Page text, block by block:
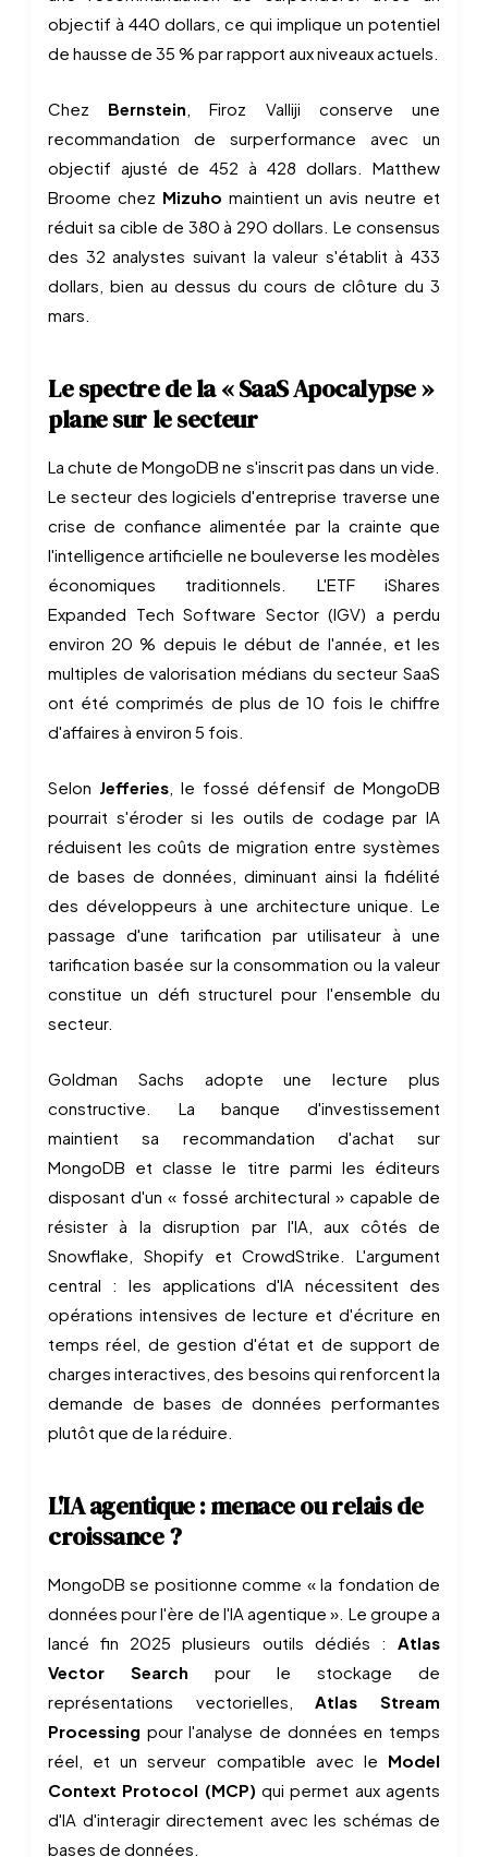
objectif à 440 dollars, ce qui implique un potentiel
de hausse de 35 % par rapport aux niveaux actuels.
Chez Bernstein, Firoz Valliji conserve une
recommandation de surperformance avec un
objectif ajusté de 452 à 428 dollars. Matthew
Broome chez Mizuho maintient un avis neutre et
réduit sa cible de 380 à 290 dollars. Le consensus
des 32 analystes suivant la valeur s'établit à 433
dollars, bien au dessus du cours de clôture du 3
mars.
Le spectre de la « SaaS Apocalypse »
plane sur le secteur
La chute de MongoDB ne s'inscrit pas dans un vide.
Le secteur des logiciels d'entreprise traverse une
crise de confiance alimentée par la crainte que
l'intelligence artificielle ne bouleverse les modèles
économiques traditionnels. L'ETF iShares
Expanded Tech Software Sector (IGV) a perdu
environ 20 % depuis le début de l'année, et les
multiples de valorisation médians du secteur SaaS
ont été comprimés de plus de 10 fois le chiffre
d'affaires à environ 5 fois.
Selon Jefferies, le fossé défensif de MongoDB
pourrait s'éroder si les outils de codage par IA
réduisent les coûts de migration entre systèmes
de bases de données, diminuant ainsi la fidélité
des développeurs à une architecture unique. Le
passage d'une tarification par utilisateur à une
tarification basée sur la consommation ou la valeur
constitue un défi structurel pour l'ensemble du
secteur.
Goldman Sachs adopte une lecture plus
constructive. La banque d'investissement
maintient sa recommandation d'achat sur
MongoDB et classe le titre parmi les éditeurs
disposant d'un « fossé architectural » capable de
résister à la disruption par l'IA, aux côtés de
Snowflake, Shopify et CrowdStrike. L'argument
central : les applications d'IA nécessitent des
opérations intensives de lecture et d'écriture en
temps réel, de gestion d'état et de support de
charges interactives, des besoins qui renforcent la
demande de bases de données performantes
plutôt que de la réduire.
L'IA agentique : menace ou relais de
croissance ?
MongoDB se positionne comme « la fondation de
données pour l'ère de l'IA agentique ». Le groupe a
lancé fin 2025 plusieurs outils dédiés : Atlas
Vector Search pour le stockage de
représentations vectorielles,Atlas Stream
Processing pour l'analyse de données en temps
réel, et un serveur compatible avec le Model
Context Protocol (MCP) qui permet aux agents
d'IA d'interagir directement avec les schémas de
bases de données.